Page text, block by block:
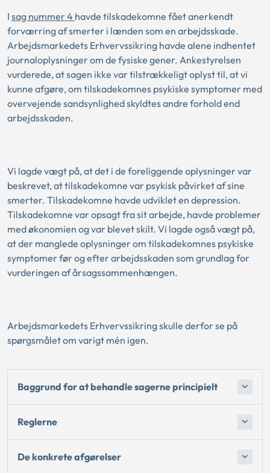
I sag nummer 4 havde tilskadekomne fået anerkendt
forværring af smerter i lænden som en arbejdsskade.
Arbejdsmarkedets Erhvervssikring havde alene indhentet
journaloplysninger om de fysiske gener. Ankestyrelsen
vurderede, at sagen ikke var tilstrækkeligt oplyst til, at vi
kunne afgøre, om tilskadekomnes psykiske symptomer med
overvejende sandsynlighed skyldtes andre forhold end
arbejdsskaden.
Vi lagde vægt på, at det i de foreliggende oplysninger var
beskrevet, at tilskadekomne var psykisk påvirket af sine
smerter. Tilskadekomne havde udviklet en depression.
Tilskadekomne var opsagt fra sit arbejde, havde problemer
med økonomien og var blevet skilt. Vi lagde også vægt på,
at der manglede oplysninger om tilskadekomnes psykiske
symptomer før og efter arbejdsskaden som grundlag for
vurderingen af årsagssammenhængen.
Arbejdsmarkedets Erhvervssikring skulle derfor se på
spørgsmålet om varigt mén igen.
Baggrund for at behandle sagerne principielt
Reglerne
De konkrete afgørelser